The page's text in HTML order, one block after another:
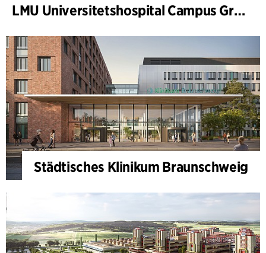
LMU Universitetshospital Campus Grosshadern
Städtisches Klinikum Braunschweig